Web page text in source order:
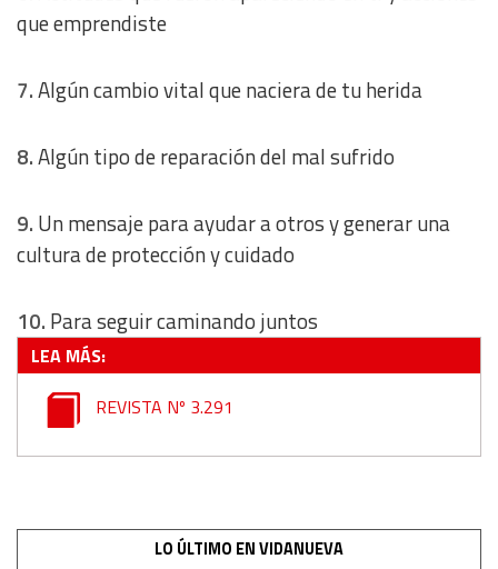
que emprendiste
7.Algún cambio vital que naciera de tu herida
8.Algún tipo de reparación del mal sufrido
9. Un mensaje para ayudar a otros y generar una
cultura de protección y cuidado
10. Para seguir caminando juntos
LEA MÁS:
REVISTA Nº 3.291
LO ÚLTIMO EN VIDANUEVA